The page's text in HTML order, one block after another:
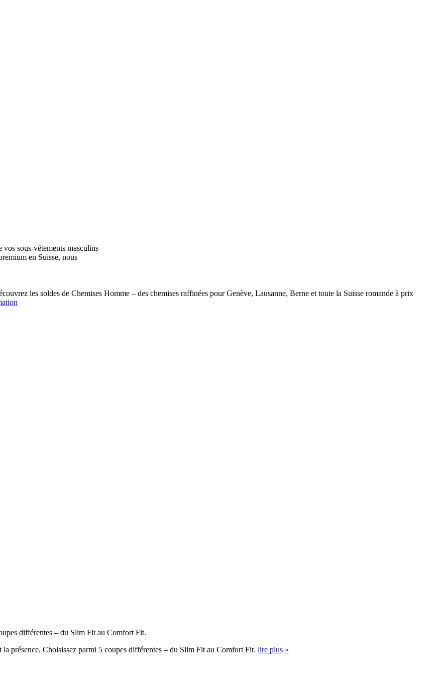
sous-vêtements masculins
en Suisse, nous
les soldes de Chemises Homme – des chemises raffinées pour Genève, Lausanne, Berne et toute la Suisse romande à prix
différentes – du Slim Fit au Comfort Fit.
présence. Choisissez parmi 5 coupes différentes – du Slim Fit au Comfort Fit. lire plus »